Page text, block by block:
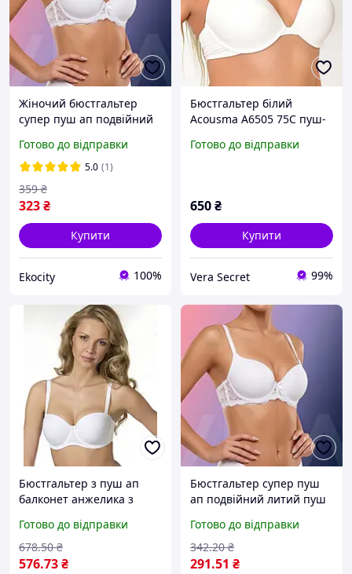
Жіночий бюстгальтер
супер пуш ап подвійний
Biweier білий (1586Б)
Готово до відправки
5.0 (1)
323₴
359 ₴
Купити
Ekocity 100%
Бюстгальтер білий
Acousma A6505 75C пуш-
Готово до відправки
650₴
Купити
Vera Secret 99%
Бюстгальтер з пуш ап
балконет анжелика з
чашечками Biwieir білий
(3189)
Готово до відправки
576.73₴
678.50 ₴
Бюстгальтер супер пуш
ап подвійний литий пуш
білий (1586Б)
Готово до відправки
291.51 ₴
342.20 ₴